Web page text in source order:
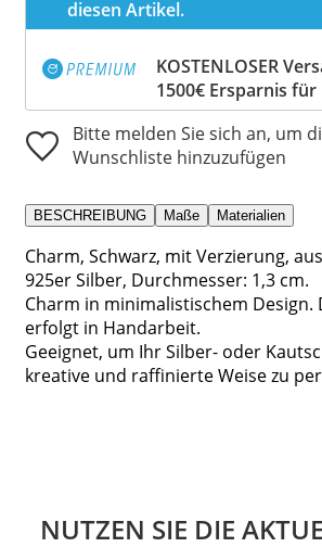
diesen Artikel.
KOSTENLOSER
1500€ Ersparnis
Bitte melden Sie sich an, um
Wunschliste hinzuzufügen
BESCHREIBUNG Maße Materialien
Charm, Schwarz, mit Verzierung,
925er Silber, Durchmesser: 1,3 cm.
Charm in minimalistischem Design.
erfolgt in Handarbeit.
Geeignet, um Ihr Silber- oder
kreative und raffinierte Weise zu
NUTZEN SIE DIE